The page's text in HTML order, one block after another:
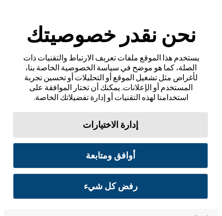
نحن نقدر خصوصيتك
يستخدم هذا الموقع ملفات تعريف الارتباط والتقنيات ذات
الصلة، كما هو موضح في سياسة الخصوصية الخاصة بنا،
لأغراض مثل تشغيل الموقع أو التحليلات أو تحسين تجربة
المستخدم أو الإعلانات. يمكنك أن تختار الموافقة على
استخدامنا لهذه التقنيات أو إدارة تفضيلاتك الخاصة.
إدارة الاختيارات
أوافق ومتابعة
رفض كل شيء